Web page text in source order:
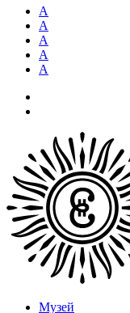
А
А
А
А
А
Музей